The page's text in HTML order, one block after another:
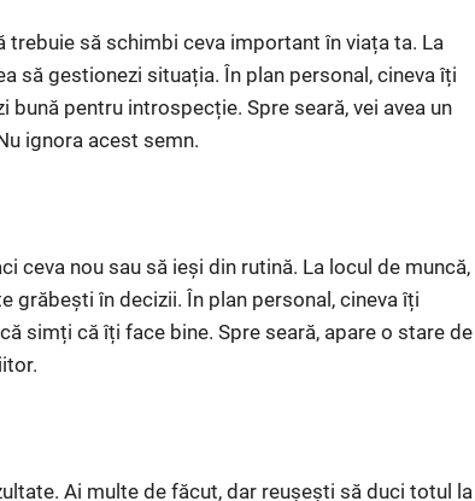
să schimbi ceva important în viața ta. La
să gestionezi situația. În plan personal, cineva îți
pentru introspecție. Spre seară, vei avea un
ignora acest semn.
ceva nou sau să ieși din rutină. La locul de muncă,
grăbești în decizii. În plan personal, cineva îți
simți că îți face bine. Spre seară, apare o stare de
Ai multe de făcut, dar reușești să duci totul la